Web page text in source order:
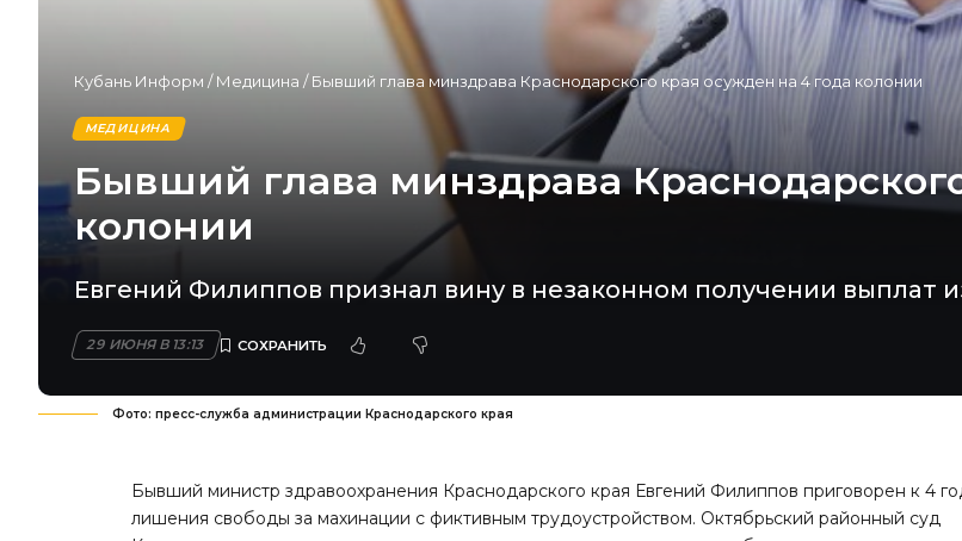
Кубань Информ /Медицина /Бывший глава минздрава Краснодарского края осужден на 4 года колонии
МЕДИЦИНА
Бывший глава минздрава
колонии
Евгений Филиппов признал вину в незаконном получении выплат
29 ИЮНЯ В 13:13
Фото: пресс-служба администрации Краснодарского края
Бывший министр здравоохранения Краснодарского края Евгений Филиппов приговорен к 4
лишения свободы за махинации с фиктивным трудоустройством. Октябрьский районный суд